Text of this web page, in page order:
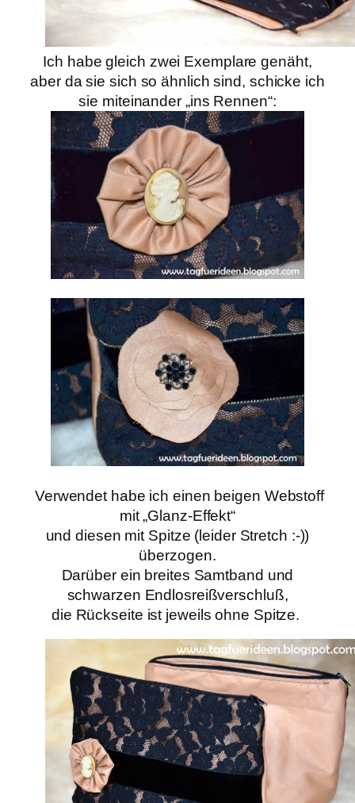
Ich habe gleich zwei Exemplare genäht,
aber da sie sich so ähnlich sind, schicke ich
sie miteinander „ins Rennen“:
Verwendet habe ich einen beigen Webstoff
mit „Glanz-Effekt“
und diesen mit Spitze (leider Stretch :-))
überzogen.
Darüber ein breites Samtband und
schwarzen Endlosreißverschluß,
die Rückseite ist jeweils ohne Spitze.